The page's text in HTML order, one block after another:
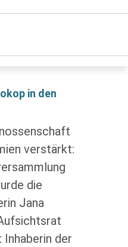
in den
verstärkt:
die
Jana
der